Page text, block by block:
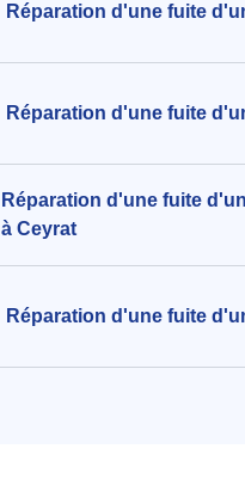
Réparation d'une fuite
Réparation d'une fuite
Réparation d'une fuite
à Ceyrat
Réparation d'une fuite